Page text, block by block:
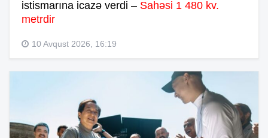
istismarına icazə verdi – Sahəsi 1 480 kv.
metrdir
10 Avqust 2026, 16:19